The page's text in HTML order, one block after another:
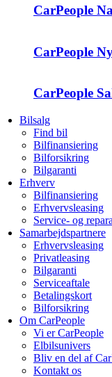
CarPeople
CarPeople
CarPeople
Bilsalg
Find bil
Bilfinansiering
Bilforsikring
Bilgaranti
Erhverv
Bilfinansiering
Erhvervsleasing
Service- og
Samarbejdspartnere
Erhvervsleasing
Privatleasing
Bilgaranti
Serviceaftale
Betalingskort
Bilforsikring
Om CarPeople
Vi er CarPeople
Elbilsunivers
Bliv en del af
Kontakt os